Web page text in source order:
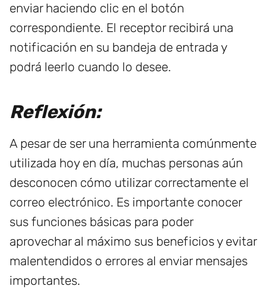
enviar haciendo clic en el botón
correspondiente. El receptor recibirá una
notificación en su bandeja de entrada y
podrá leerlo cuando lo desee.
Reflexión:
A pesar de ser una herramienta comúnmente
utilizada hoy en día, muchas personas aún
desconocen cómo utilizar correctamente el
correo electrónico. Es importante conocer
sus funciones básicas para poder
aprovechar al máximo sus beneficios y evitar
malentendidos o errores al enviar mensajes
importantes.